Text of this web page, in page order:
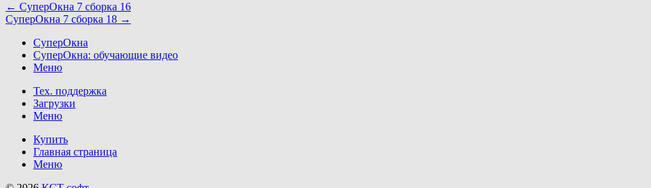
← CуперОкна 7 cборка 16
CуперОкна 7 cборка 18 →
СуперОкна
СуперОкна: обучающие видео
Меню
Тех. поддержка
Загрузки
Меню
Купить
Главная страница
Меню